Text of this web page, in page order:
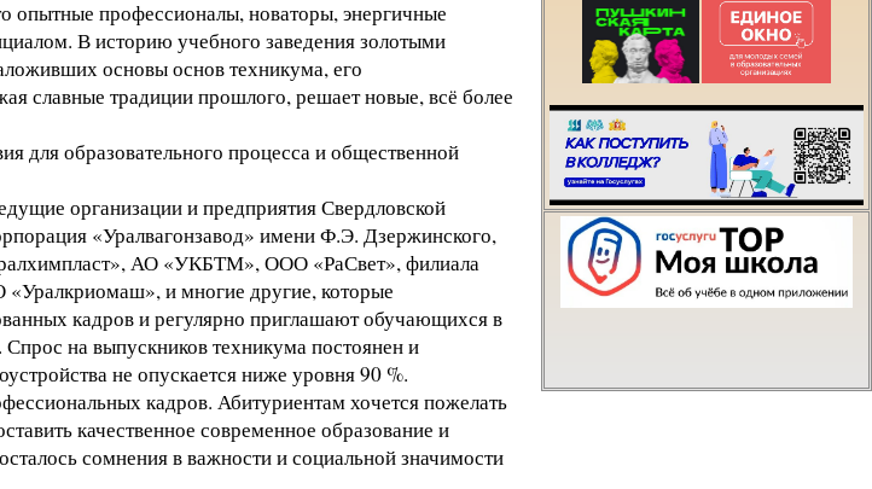
опытные профессионалы, новаторы, энергичные
В историю учебного заведения золотыми
основы основ техникума, его
славные традиции прошлого, решает новые, всё более
для образовательного процесса и общественной
организации и предприятия Свердловской
«Уралвагонзавод» имени Ф.Э. Дзержинского,
АО «УКБТМ», ООО «РаСвет», филиала
и многие другие, которые
кадров и регулярно приглашают обучающихся в
на выпускников техникума постоянен и
не опускается ниже уровня 90 %.
кадров. Абитуриентам хочется пожелать
качественное современное образование и
сомнения в важности и социальной значимости
Есть
организации
процесса или
как сделать
лучше?
Написать о